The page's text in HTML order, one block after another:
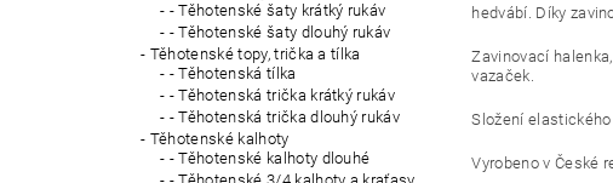
- Těhotenské šaty krátký rukáv
- Těhotenské šaty dlouhý rukáv
Těhotenské topy, trička a tílka
- Těhotenská tílka
- Těhotenská trička krátký rukáv
- Těhotenská trička dlouhý rukáv
Těhotenské kalhoty
- Těhotenské kalhoty dlouhé
hedvábí. Díky
Zavinovací
vazaček.
Složení
Vyrobeno v České